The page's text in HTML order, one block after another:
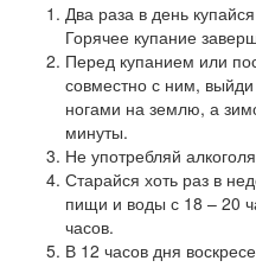
Два раза в день
Горячее купание
Перед купанием или
совместно с ним,
ногами на землю, а
минуты.
Не употребляй
Старайся хоть раз в
пищи и воды с 18 – 20
часов.
В 12 часов дня